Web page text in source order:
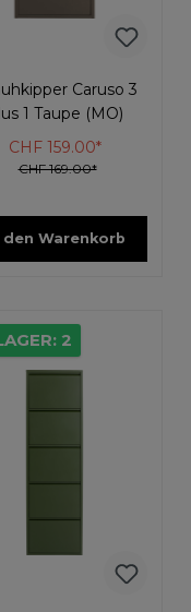
Caruso 3
1 Taupe (MO)
CHF 159.00*
CHF 169.00*
den Warenkorb
2